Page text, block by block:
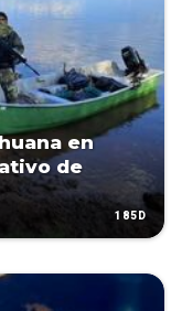
en
de
185D